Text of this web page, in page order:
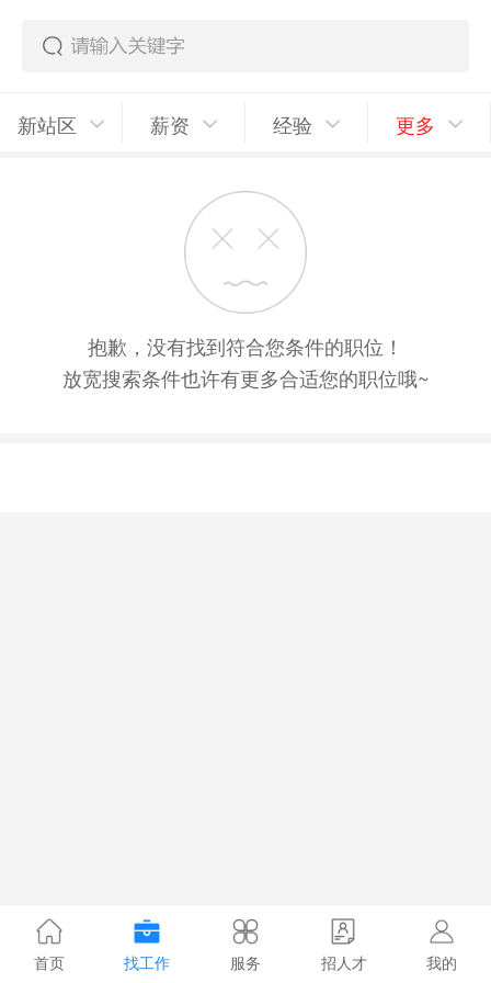
新站区 薪资 经验 更多
抱歉，没有找到符合您条件的职位！
放宽搜索条件也许有更多合适您的职位哦~
首页 找工作 服务 招人才 我的